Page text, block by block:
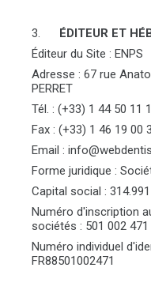
3. ÉDITEUR ET
Éditeur du Site : ENPS
Adresse : 67 rue
PERRET
Tél. : (+33) 1 44 50 11
Fax : (+33) 1 46 19 00
Email :
Forme juridique :
Capital social :
Numéro d'inscription
sociétés : 501 002 471
Numéro individuel
FR88501002471